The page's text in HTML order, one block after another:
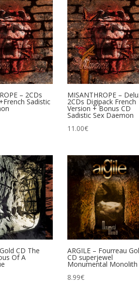
– 2CDs
Sadistic
MISANTHROPE –
2CDs Digipack French
Version + Bonus CD
Sadistic Sex Daemon
11.00€
CD The
Of A
ARGILE – Fourreau
CD superjewel
Monumental Monolith
8.99€